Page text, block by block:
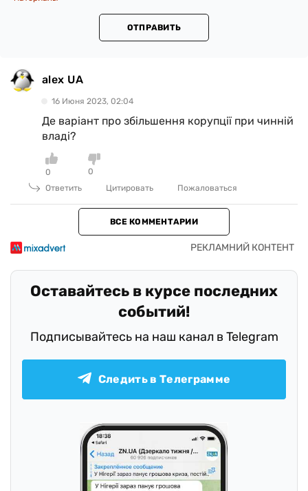
ОТПРАВИТЬ
alex UA
16 Июня 2023, 02:04
Де варіант про збільшення корупції при чинній
владі?
0
0
Ответить
Цитировать Пожаловаться
ВСЕ КОММЕНТАРИИ
Оставайтесь в курсе последних
событий!
Подписывайтесь на наш канал в Telegram
Следить в Телеграмме